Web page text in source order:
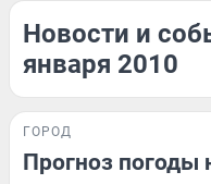
Новости и
января 2010
ГОРОД
Прогноз погоды